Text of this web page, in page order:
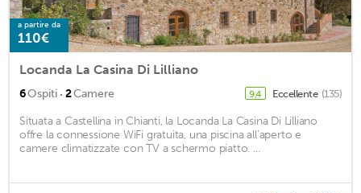
a partire da
110€
Locanda La Casina Di Lilliano
6Ospiti · 2Camere 9,4 Eccellente (135)
Situata a Castellina in Chianti, la Locanda La Casina Di Lilliano
offre la connessione WiFi gratuita, una piscina all'aperto e
camere climatizzate con TV a schermo piatto. ...